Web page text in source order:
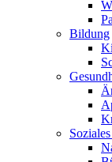
Bildung